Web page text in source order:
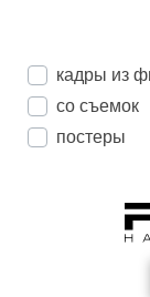
кадры из
со съемок
постеры